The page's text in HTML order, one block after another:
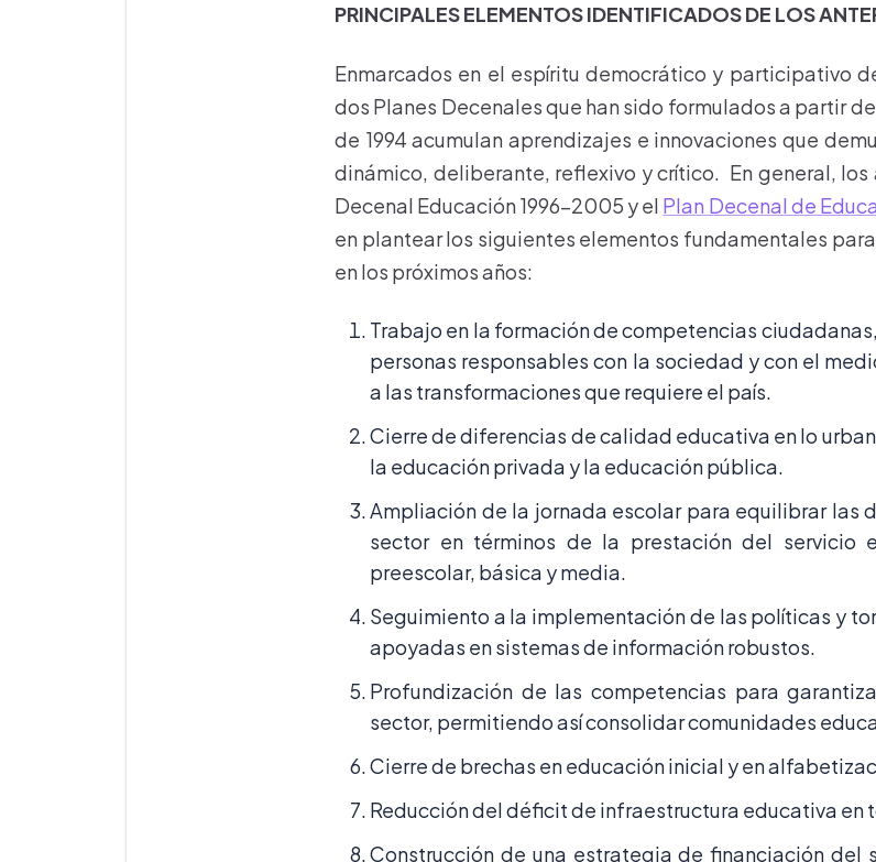
PRINCIPALES ELEMENTOS IDENTIFICADOS DE LOS
Enmarcados en el espíritu democrático y participativo
dos Planes Decenales que han sido formulados a partir
de 1994 acumulan aprendizajes e innovaciones que
dinámico, deliberante, reflexivo y crítico. En general, los
Decenal Educación 1996-2005 y el Plan Decenal de
en plantear los siguientes elementos fundamentales
en los próximos años:
Trabajo en la formación de competencias
personas responsables con la sociedad y con el
a las transformaciones que requiere el país.
Cierre de diferencias de calidad educativa en lo
la educación privada y la educación pública.
Ampliación de la jornada escolar para equilibrar las
sector en términos de la prestación del servicio
preescolar, básica y media.
Seguimiento a la implementación de las políticas y
apoyadas en sistemas de información robustos.
Profundización de las competencias para
sector, permitiendo así consolidar comunidades
Cierre de brechas en educación inicial y en
Reducción del déficit de infraestructura educativa en
Construcción de una estrategia de financiación del